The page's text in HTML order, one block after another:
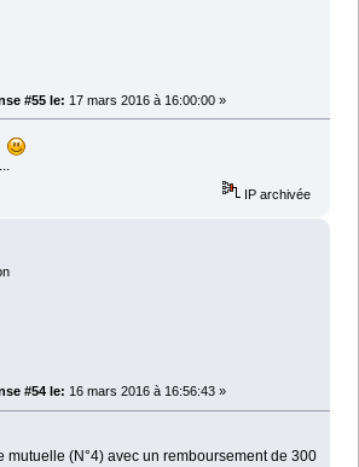
#55 le: 17 mars 2016 à 16:00:00 »
IP archivée
#54 le: 16 mars 2016 à 16:56:43 »
mutuelle (N°4) avec un remboursement de 300